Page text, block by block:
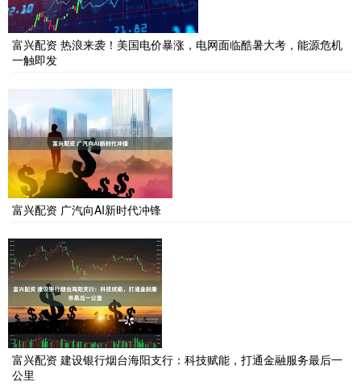
富兴配资 热浪来袭！美国电价暴涨，电网面临酷暑大考，能源危机
一触即发
富兴配资 广汽向AI新时代冲锋
富兴配资 建设银行烟台海阳支行：科技赋能，打通金融服务最后一
公里